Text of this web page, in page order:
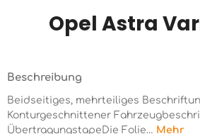
Opel Astra
Beschreibung
Beidseitiges, mehrteiliges
Konturgeschnittener
ÜbertragungstapeDie Folie… Mehr